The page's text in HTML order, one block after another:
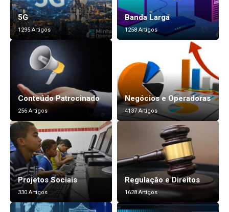
5G
1295 Artigos
Banda Larga
1258 Artigos
Conteúdo Patrocinado
256 Artigos
Negócios e Operadoras
4137 Artigos
Projetos Sociais
330 Artigos
Regulação e Direitos
1628 Artigos